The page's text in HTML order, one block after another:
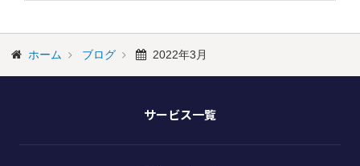
ホーム ブログ 2022年3月
サービス一覧